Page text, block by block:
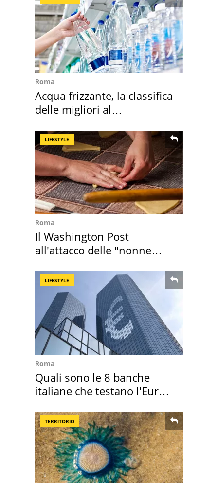
Roma
Acqua frizzante, la classifica
delle migliori al
LIFESTYLE
Roma
Il Washington Post
all'attacco delle "nonne
LIFESTYLE
Roma
Quali sono le 8 banche
italiane che testano l'Euro
TERRITORIO